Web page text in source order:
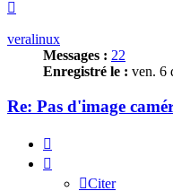
veralinux
Messages : 22
Enregistré le : ven. 6
Re: Pas d'image
Citer